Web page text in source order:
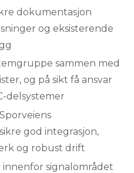
dokumentasjon
og eksisterende
sammen med
og på sikt få ansvar
delsystemer
god integrasjon,
og robust drift
innenfor signalområdet